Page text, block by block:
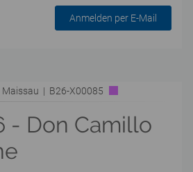
Anmelden per E-Mail
Maissau | B26-X00085
- Don Camillo